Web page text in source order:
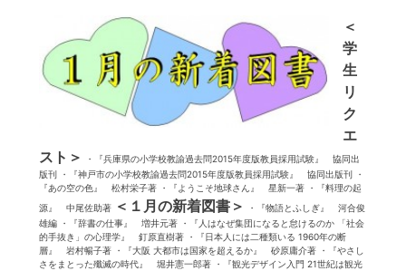
＜
学
生
リ
ク
エ
スト＞
・『兵庫県の小学校教諭過去問2015年度版教員採用試験』 協同出
版刊 ・『神戸市の小学校教諭過去問2015年度版教員採用試験』 協同出版刊 ・
『あの空の色』 松村栄子著 ・『ようこそ地球さん』 星新一著 ・『料理の起
源』 中尾佐助著 ＜１月の新着図書＞
・『物語とふしぎ』 河合俊
雄編 ・『辞書の仕事』 増井元著 ・『人はなぜ集団になると怠けるのか 「社会
的手抜き」の心理学』 釘原直樹著 ・『日本人には二種類いる 1960年の断
層』 岩村暢子著 ・『大阪 大都市は国家を超えるか』 砂原庸介著 ・『やさし
さをまとった殲滅の時代』 堀井憲一郎著 ・『観光デザイン入門 21世紀は観光